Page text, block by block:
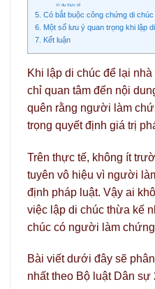
Ví dụ thực tế
5. Có bắt buộc công chứng di
6. Một số lưu ý quan trọng khi lập
7. Kết luận
Khi lập di chúc để lại
chỉ quan tâm đến nội
quên rằng người làm
trọng quyết định giá trị
Trên thực tế, không ít
tuyên vô hiệu vì người
định pháp luật. Vậy ai
việc lập di chúc thừa kế
chúc có người làm
Bài viết dưới đây sẽ
nhất theo Bộ luật Dân sự